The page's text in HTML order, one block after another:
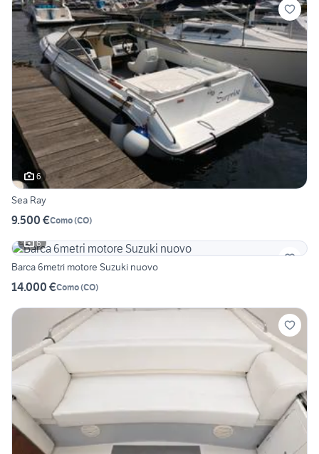
6
Sea Ray
9.500 €Como(CO)
6
Barca 6metri motore Suzuki nuovo
14.000 €Como(CO)